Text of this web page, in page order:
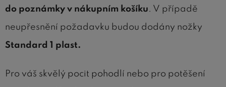
do poznámky v nákupním košíku. V případě
neupřesnění požadavku budou dodány nožky
Standard 1 plast.
Pro váš skvělý pocit pohodlí nebo pro potěšení